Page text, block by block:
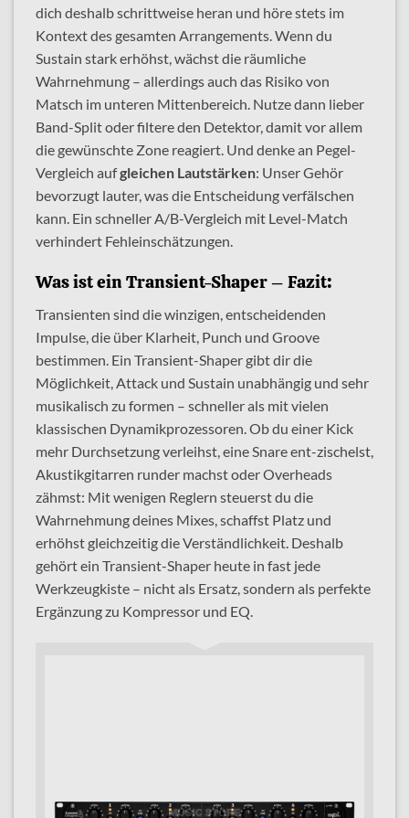
dich deshalb schrittweise heran und höre stets im
Kontext des gesamten Arrangements. Wenn du
Sustain stark erhöhst, wächst die räumliche
Wahrnehmung – allerdings auch das Risiko von
Matsch im unteren Mittenbereich. Nutze dann lieber
Band-Split oder filtere den Detektor, damit vor allem
die gewünschte Zone reagiert. Und denke an Pegel-
Vergleich aufgleichen Lautstärken: Unser Gehör
bevorzugt lauter, was die Entscheidung verfälschen
kann. Ein schneller A/B-Vergleich mit Level-Match
verhindert Fehleinschätzungen.
Was ist ein Transient-Shaper – Fazit:
Transienten sind die winzigen, entscheidenden
Impulse, die über Klarheit, Punch und Groove
bestimmen. Ein Transient-Shaper gibt dir die
Möglichkeit, Attack und Sustain unabhängig und sehr
musikalisch zu formen – schneller als mit vielen
klassischen Dynamikprozessoren. Ob du einer Kick
mehr Durchsetzung verleihst, eine Snare ent-zischelst,
Akustikgitarren runder machst oder Overheads
zähmst: Mit wenigen Reglern steuerst du die
Wahrnehmung deines Mixes, schaffst Platz und
erhöhst gleichzeitig die Verständlichkeit. Deshalb
gehört ein Transient-Shaper heute in fast jede
Werkzeugkiste – nicht als Ersatz, sondern als perfekte
Ergänzung zu Kompressor und EQ.